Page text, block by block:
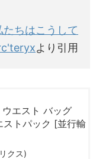
ちはこうして
より引用
エスト バッグ
ストパック [並行輸
クス)